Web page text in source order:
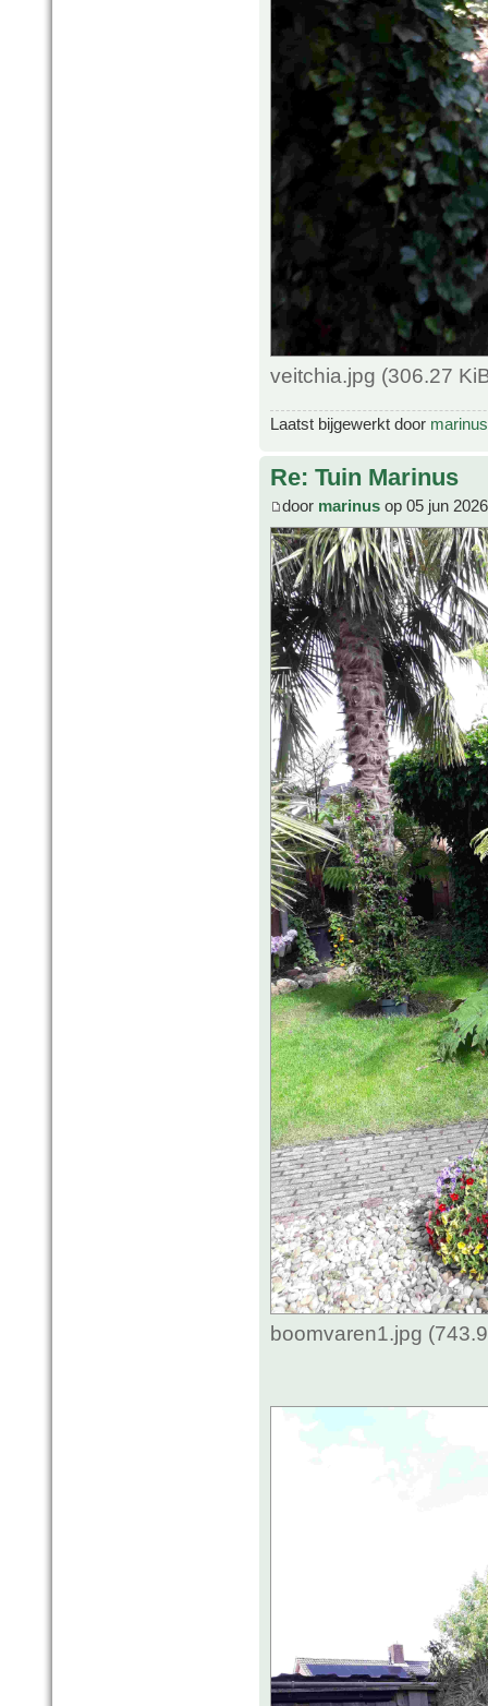
veitchia.jpg (306.27
Laatst bijgewerkt door marinus
Re: Tuin Marinus
door marinus op 05 jun
boomvaren1.jpg